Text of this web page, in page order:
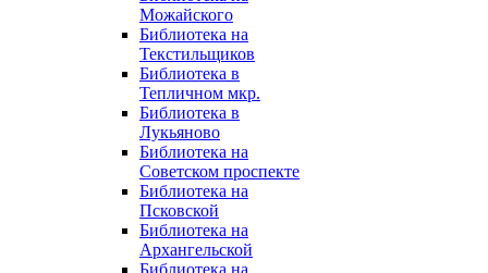
Можайского
Библиотека на
Текстильщиков
Библиотека в
Тепличном мкр.
Библиотека в
Лукьяново
Библиотека на
Советском проспекте
Библиотека на
Псковской
Библиотека на
Архангельской
Библиотека на